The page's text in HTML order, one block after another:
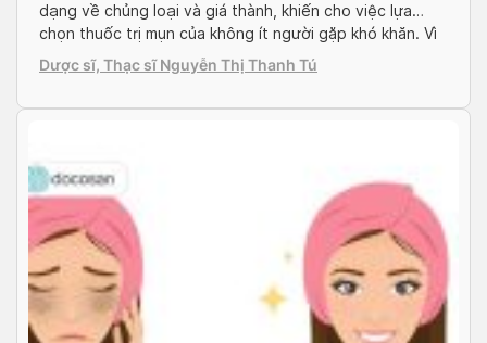
dạng về chủng loại và giá thành, khiến cho việc lựa
chọn thuốc trị mụn của không ít người gặp khó khăn. Vì
thế, bài viết này tổng hợp những lưu ý cần thiết để bạn
đọc lựa chọn và sử dụng thuốc trị […]
Dược sĩ, Thạc sĩ Nguyễn Thị Thanh Tú